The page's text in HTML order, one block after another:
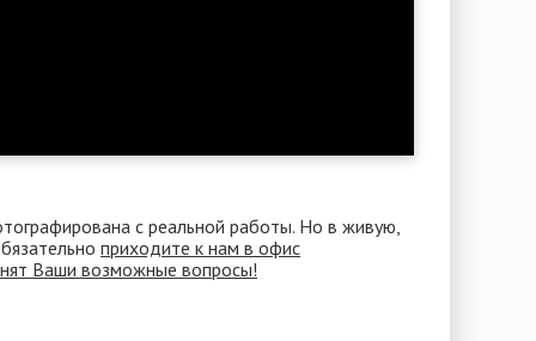
с реальной работы. Но в живую,
приходите к нам в офис
Ваши возможные вопросы!